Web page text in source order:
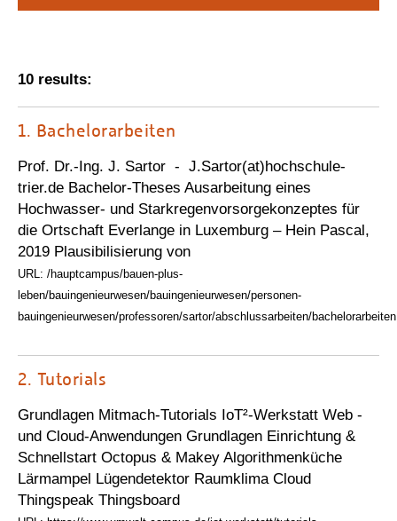
Personalvertretungen
Informationssicherheit
Personalentwicklung
Personensuche
10 results:
1. Bachelorarbeiten
Prof. Dr.-Ing. J. Sartor - J.Sartor(at)hochschule-
trier.de Bachelor-Theses Ausarbeitung eines
Hochwasser- und Starkregenvorsorgekonzeptes für
die Ortschaft Everlange in Luxemburg – Hein Pascal,
2019 Plausibilisierung von
URL: /hauptcampus/bauen-plus-
leben/bauingenieurwesen/bauingenieurwesen/personen-
bauingenieurwesen/professoren/sartor/abschlussarbeiten/bachelorarbeiten
2. Tutorials
Grundlagen Mitmach-Tutorials IoT²-Werkstatt Web -
und Cloud-Anwendungen Grundlagen Einrichtung &
Schnellstart Octopus & Makey Algorithmenküche
Lärmampel Lügendetektor Raumklima Cloud
Thingspeak Thingsboard